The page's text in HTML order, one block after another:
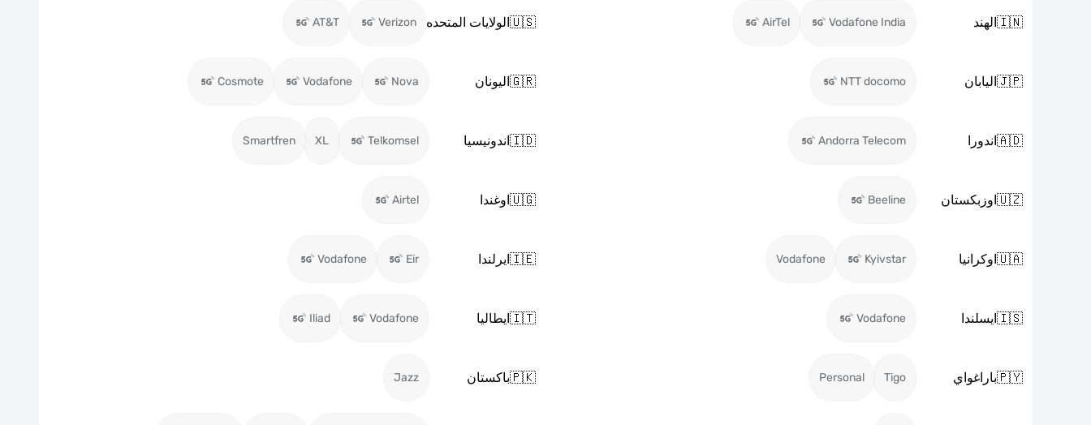
🇮🇳الهند Vodafone India
AirTel
🇺🇸الولايات المتحده Verizon
AT&T
🇯🇵اليابان NTT docomo
🇬🇷اليونان Nova
Vodafone
Cosmote
🇦🇩اندورا Andorra Telecom
🇮🇩اندونيسيا Telkomsel
XL
Smartfren
🇺🇿اوزبكستان Beeline
🇺🇬اوغندا Airtel
🇺🇦اوكرانيا Kyivstar
Vodafone
🇮🇪ايرلندا Eir
Vodafone
🇮🇸ايسلندا Vodafone
🇮🇹ايطاليا Vodafone
Iliad
🇵🇾باراغواي Tigo
Personal
🇵🇰باكستان Jazz